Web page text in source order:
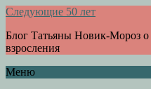
Следующие 50 лет
Блог Татьяны Новик-Мороз о
взросления
Меню